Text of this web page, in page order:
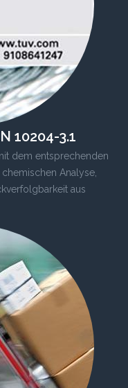
10204-3.1
dem entsprechenden
Analyse,
aus